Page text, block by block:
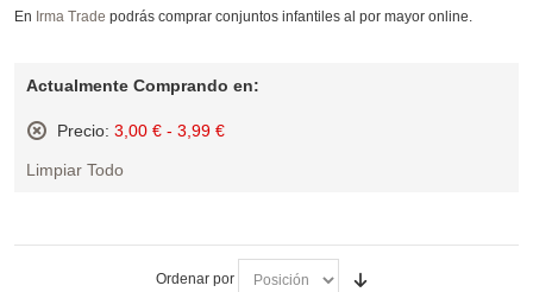
En Irma Trade podrás comprar conjuntos infantiles al por mayor online.
Actualmente Comprando en:
Precio: 3,00 € - 3,99 €
este
Limpiar Todo
Ordenar por